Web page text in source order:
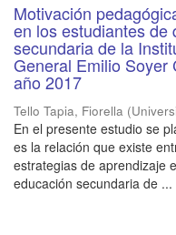
Motivación
en los estudiantes de
secundaria de la
General Emilio Soyer
año 2017
Tello Tapia, Fiorella (
En el presente estudio se
es la relación que existe
estrategias de aprendizaje
educación secundaria de ...